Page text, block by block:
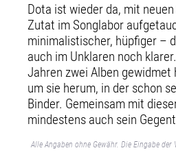
Dota ist wieder da, mit
Zutat im Songlabor
minimalistischer, hüpfiger –
auch im Unklaren noch
Jahren zwei Alben
um sie herum, in der schon
Binder. Gemeinsam mit
mindestens auch sein
Alle Angaben ohne Gewähr. Die Eingabe